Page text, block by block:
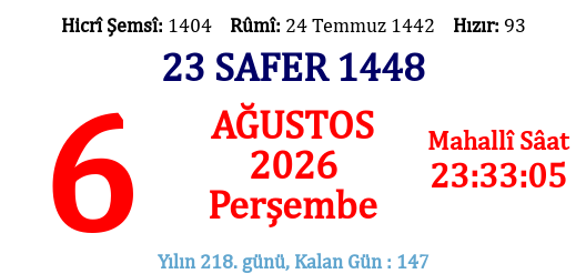
Hicrî Şemsî: 1404 Rûmî: 24 Temmuz 1442 Hızır: 93
23 SAFER 1448
6
AĞUSTOS
2026
Perşembe
Mahallî Sâat
23:33:05
Yılın 218. günü, Kalan Gün : 147